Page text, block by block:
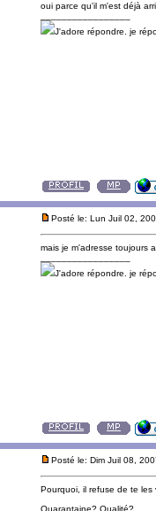
oui parce qu'il m'est déjà
J'adore répondre. je
Posté le: Lun Juil 02,
mais je m'adresse toujours
J'adore répondre. je
Posté le: Dim Juil 08,
Pourquoi, il refuse de te les
Quarantaine? Qualité?